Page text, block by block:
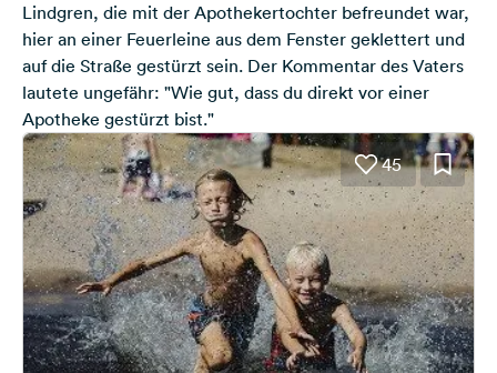
Lindgren, die mit der Apothekertochter befreundet war,
hier an einer Feuerleine aus dem Fenster geklettert und
auf die Straße gestürzt sein. Der Kommentar des Vaters
lautete ungefähr: "Wie gut, dass du direkt vor einer
Apotheke gestürzt bist."
45